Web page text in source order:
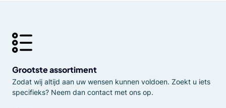
Grootste assortiment
Zodat wij altijd aan uw wensen kunnen voldoen. Zoekt u iets
specifieks? Neem dan contact met ons op.